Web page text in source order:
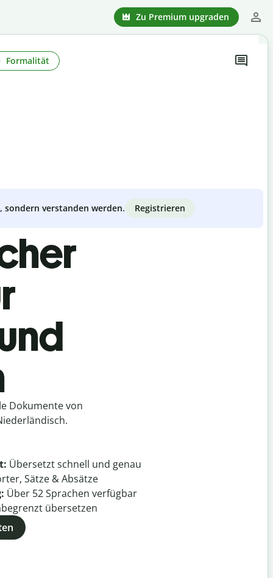
Zu Premium upgraden
Formalität
verstanden werden. Registrieren
Dokumente von
Übersetzt schnell und genau
Sätze & Absätze
Über 52Sprachen verfügbar
übersetzen